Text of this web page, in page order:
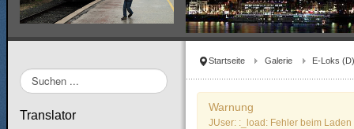
Startseite Galerie E-Loks (D)
Warnung
JUser: :_load: Fehler beim
Suchen
...
Translator